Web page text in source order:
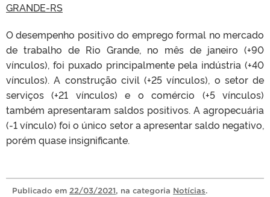
GRANDE-RS
O desempenho positivo do emprego formal no mercado
de trabalho de Rio Grande, no mês de janeiro (+90
vínculos), foi puxado principalmente pela indústria (+40
vínculos). A construção civil (+25 vínculos), o setor de
serviços (+21 vínculos) e o comércio (+5 vínculos)
também apresentaram saldos positivos. A agropecuária
(-1 vínculo) foi o único setor a apresentar saldo negativo,
porém quase insignificante.
Publicado em 22/03/2021, na categoria Notícias.